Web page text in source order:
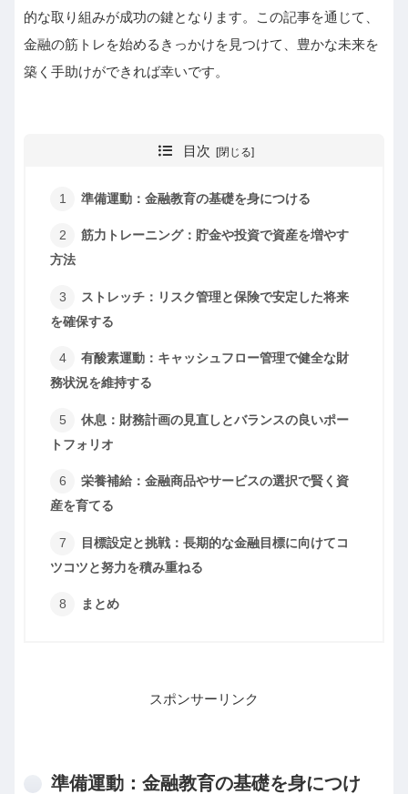
的な取り組みが成功の鍵となります。この記事を通じて、
金融の筋トレを始めるきっかけを見つけて、豊かな未来を
築く手助けができれば幸いです。
目次
準備運動：金融教育の基礎を身につける
筋力トレーニング：貯金や投資で資産を増やす
方法
ストレッチ：リスク管理と保険で安定した将来
を確保する
有酸素運動：キャッシュフロー管理で健全な財
務状況を維持する
休息：財務計画の見直しとバランスの良いポー
トフォリオ
栄養補給：金融商品やサービスの選択で賢く資
産を育てる
目標設定と挑戦：長期的な金融目標に向けてコ
ツコツと努力を積み重ねる
まとめ
スポンサーリンク
準備運動：金融教育の基礎を身につけ